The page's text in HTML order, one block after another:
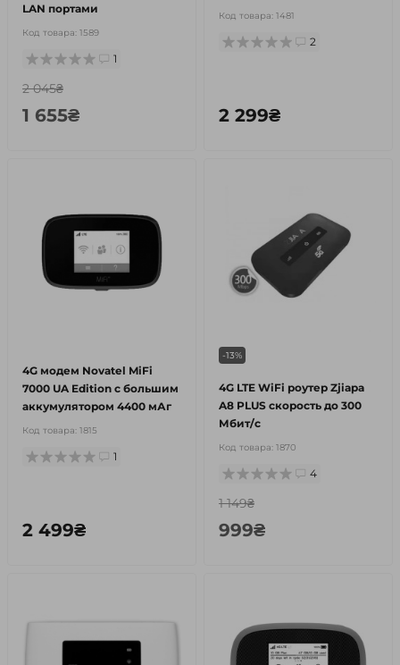
LAN портами
Код товара: 1589
1
2 045₴
1 655₴
Код товара: 1481
2
2 299₴
4G модем Novatel MiFi
7000 UA Edition с большим
аккумулятором 4400 мАг
Код товара: 1815
1
2 499₴
-13%
4G LTE WiFi роутер Zjiapa
A8 PLUS скорость до 300
Мбит/с
Код товара: 1870
4
1 149₴
999₴